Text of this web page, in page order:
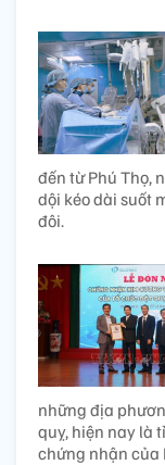
đến từ Phú Thọ,
dội kéo dài suốt
đôi.
những địa
quỵ, hiện nay là
chứng nhận của